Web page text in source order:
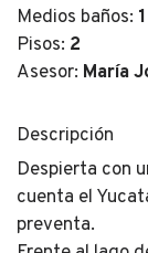
Medios baños: 1
Pisos: 2
Asesor: María
Descripción
Despierta con
cuenta el
preventa.